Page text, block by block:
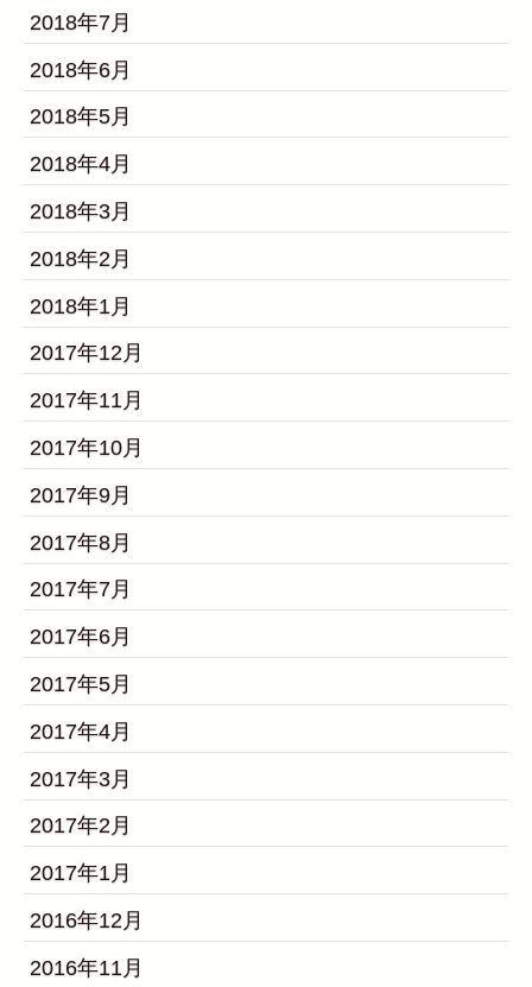
2018年7月
2018年6月
2018年5月
2018年4月
2018年3月
2018年2月
2018年1月
2017年12月
2017年11月
2017年10月
2017年9月
2017年8月
2017年7月
2017年6月
2017年5月
2017年4月
2017年3月
2017年2月
2017年1月
2016年12月
2016年11月